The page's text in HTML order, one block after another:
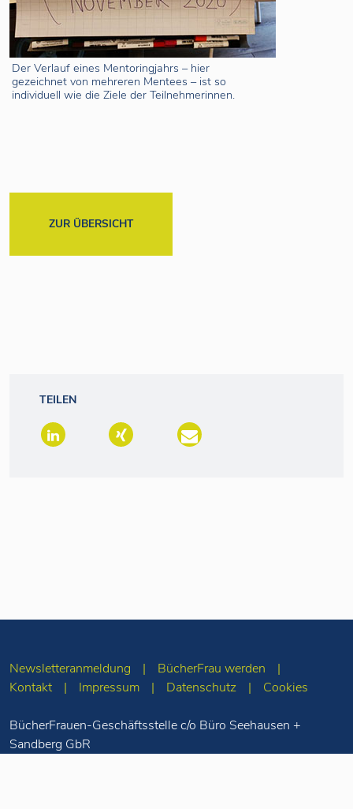
Der Verlauf eines Mentoringjahrs – hier
gezeichnet von mehreren Mentees – ist so
individuell wie die Ziele der Teilnehmerinnen.
ZUR ÜBERSICHT
TEILEN
Newsletteranmeldung
BücherFrau werden
Kontakt
Impressum Datenschutz Cookies
BücherFrauen-Geschäftsstelle c/o Büro Seehausen +
Sandberg GbR